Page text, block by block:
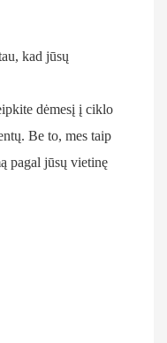
kad jūsų
dėmesį į ciklo
Be to, mes taip
pagal jūsų vietinę